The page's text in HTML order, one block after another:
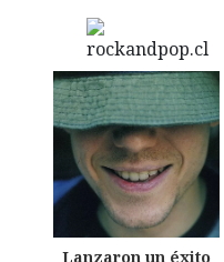
Lanzaron un éxito